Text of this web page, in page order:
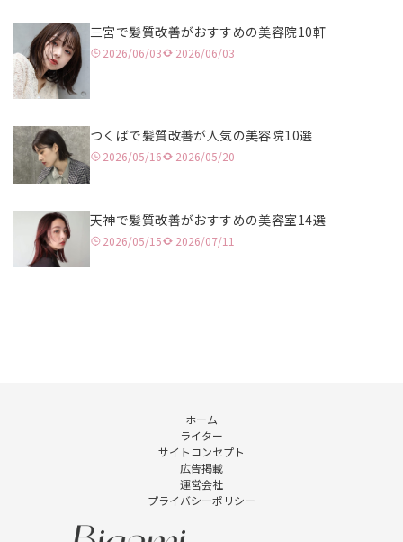
二子玉川
表参道
吉祥寺
銀座
恵比寿
横浜
三宮で髪質改善がおすすめの美容院10軒
2026/06/03 2026/06/03
つくばで髪質改善が人気の美容院10選
2026/05/16 2026/05/20
天神で髪質改善がおすすめの美容室14選
2026/05/15 2026/07/11
ホーム
ライター
サイトコンセプト
広告掲載
運営会社
プライバシーポリシー